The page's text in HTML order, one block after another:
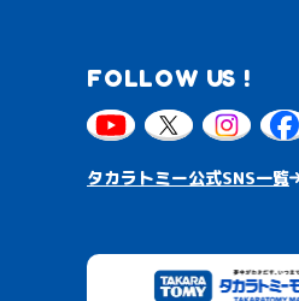
FOLLOW US !
タカラトミー公式SNS一覧